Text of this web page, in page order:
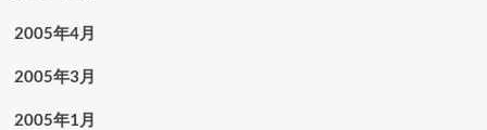
2005年4月
2005年3月
2005年1月